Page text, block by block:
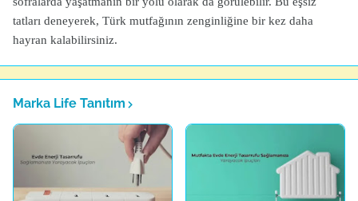
tatları deneyerek, Türk mutfağının zenginliğine bir kez daha
hayran kalabilirsiniz.
Marka Life Tanıtım